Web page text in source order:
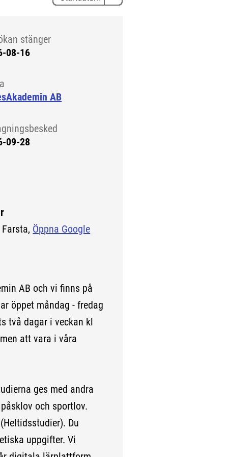
stänger
08-16
AB
09-28
Öppna Google
AB och vi finns på
öppet måndag - fredag
två dagar i veckan kl
att vara i våra
ges med andra
och sportlov.
Du
uppgifter. Vi